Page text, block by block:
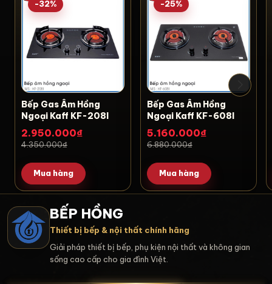
-32%
Bếp Gas Âm Hồng
Ngoại Kaff KF-208I
2.950.000₫
4.350.000₫
Mua hàng
-25%
Bếp Gas Âm Hồng
Ngoại Kaff KF-608I
5.160.000₫
6.880.000₫
Mua hàng
BẾP HỒNG
Thiết bị bếp & nội thất chính hãng
Giải pháp thiết bị bếp, phụ kiện nội thất và không gian
sống cao cấp cho gia đình Việt.